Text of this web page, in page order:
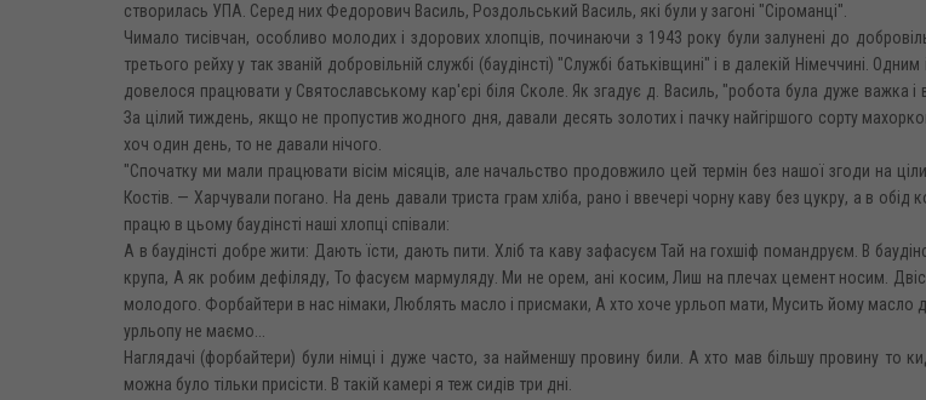
створилась УПА. Серед них Федорович Василь, Роздольський Василь, які були у загоні "Сіроманці".
Чимало тисівчан, особливо молодих і здорових хлопців, починаючи з 1943 року були залунені до
третього рейху у так званій добровільній службі (баудінсті) "Службі батьківщині" і в далекій Німеччині.
довелося працювати у Святославському кар'єрі біля Сколе. Як згадує д. Василь, "робота була дуже важка і
За цілий тиждень, якщо не пропустив жодного дня, давали десять золотих і пачку найгіршого сорту
хоч один день, то не давали нічого.
"Спочатку ми мали працювати вісім місяців, але начальство продовжило цей термін без нашої згоди на
Костів. — Харчували погано. На день давали триста грам хліба, рано і ввечері чорну каву без цукру, а в обід
працю в цьому баудінсті наші хлопці співали:
А в баудінсті добре жити: Дають їсти, дають пити. Хліб та каву зафасуєм Тай на гохшіф помандруєм. В
крупа, А як робим дефіляду, То фасуєм мармуляду. Ми не орем, ані косим, Лиш на плечах цемент носим.
молодого. Форбайтери в нас німаки, Люблять масло і присмаки, А хто хоче урльоп мати, Мусить йому масло
урльопу не маємо...
Наглядачі (форбайтери) були німці і дуже часто, за найменшу провину били. А хто мав більшу провину то
можна було тільки присісти. В такій камері я теж сидів три дні.